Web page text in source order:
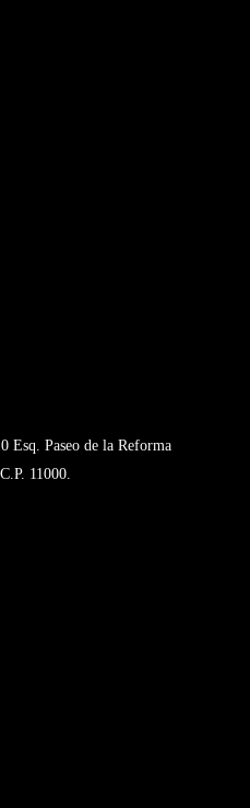
Esq. Paseo de la Reforma
11000.